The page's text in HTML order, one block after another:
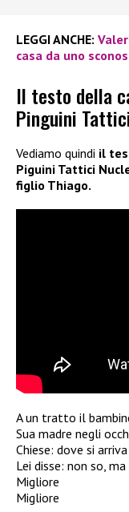
LEGGI ANCHE:
casa da uno
Il testo della
Pinguini
Vediamo quindi il
Piguini Tattici
figlio Thiago.
A un tratto il
Sua madre negli
Chiese: dove si
Lei disse: non so,
Migliore
Migliore